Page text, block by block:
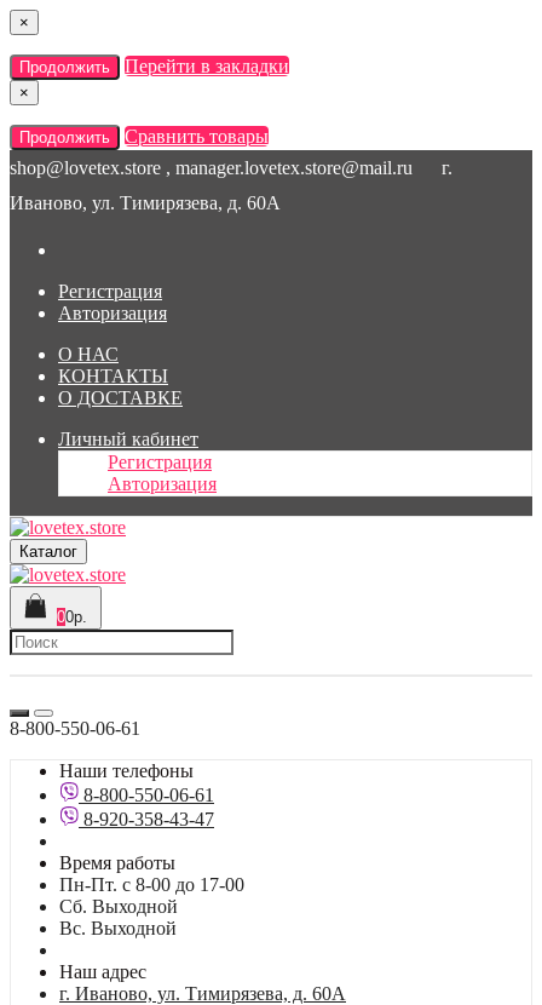
×
Продолжить Перейти в закладки
×
Продолжить
Сравнить товары
shop@lovetex.store , manager.lovetex.store@mail.ru
г.
Иваново, ул. Тимирязева, д. 60А
Регистрация
Авторизация
О НАС
КОНТАКТЫ
О ДОСТАВКЕ
Личный кабинет
Регистрация
Авторизация
Каталог
00р.
8-800-550-06-61
Наши телефоны
8-800-550-06-61
8-920-358-43-47
Время работы
Пн-Пт. с 8-00 до 17-00
Сб. Выходной
Вс. Выходной
Наш адрес
г. Иваново, ул. Тимирязева, д. 60А